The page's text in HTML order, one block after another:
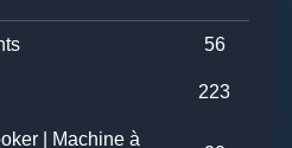
56
223
| Machine à